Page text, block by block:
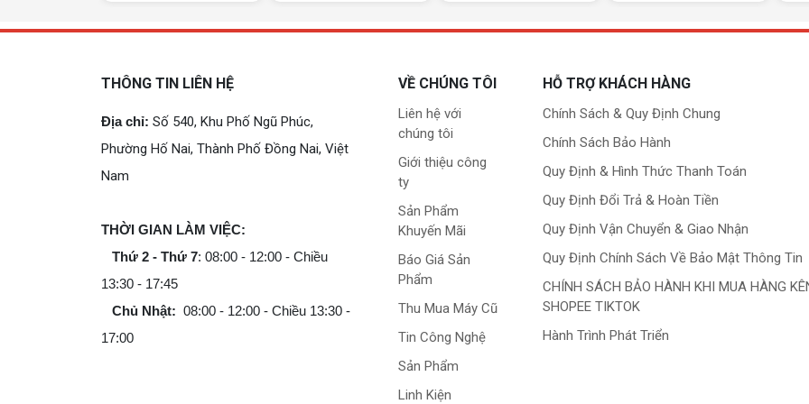
- Bảo hành 25 tháng
- Link download phần mềm: Tải Ngay
THÔNG TIN LIÊN HỆ
Địa chỉ: Số 540, Khu Phố Ngũ Phúc,
Phường Hố Nai, Thành Phố Đồng Nai, Việt
Nam
THỜI GIAN LÀM VIỆC:
Thứ 2 - Thứ 7: 08:00 - 12:00 - Chiều
13:30 - 17:45
Chủ Nhật: 08:00 - 12:00 - Chiều 13:30 -
17:00
VỀ CHÚNG TÔI
Liên hệ với
chúng tôi
Giới thiệu công
ty
Sản Phẩm
Khuyến Mãi
Báo Giá Sản
Phẩm
Thu Mua Máy Cũ
Tin Công Nghệ
Sản Phẩm
Linh Kiện
HỖ TRỢ KHÁCH HÀNG
Chính Sách & Quy Định Chung
Chính Sách Bảo Hành
Quy Định & Hình Thức Thanh Toán
Quy Định Đổi Trả & Hoàn Tiền
Quy Định Vận Chuyển & Giao Nhận
Quy Định Chính Sách Về Bảo Mật Thông Tin
CHÍNH SÁCH BẢO HÀNH KHI MUA HÀNG
SHOPEE TIKTOK
Hành Trình Phát Triển